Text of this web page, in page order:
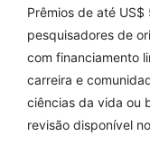
Prêmios de até
pesquisadores de
com financiamento
carreira e
ciências da vida ou
revisão disponível